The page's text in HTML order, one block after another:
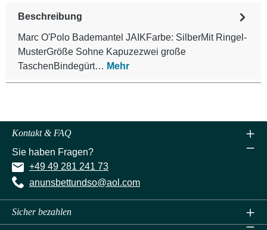
Beschreibung
Marc O'Polo Bademantel JAIKFarbe: SilberMit Ringel-
MusterGröße Sohne Kapuzezwei große
TaschenBindegürt… Mehr
Kontakt & FAQ
Sie haben Fragen?
+49 49 281 241 73
anunsbettundso@aol.com
Sicher bezahlen